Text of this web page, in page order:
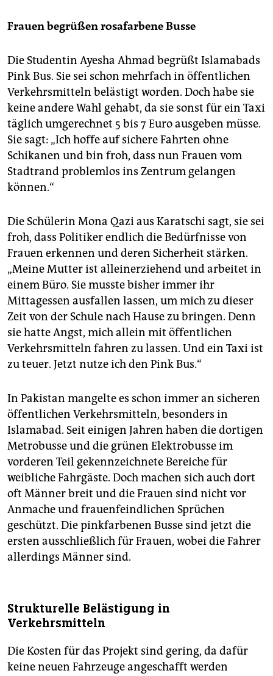
Frauen begrüßen rosafarbene Busse
Die Studentin Ayesha Ahmad begrüßt Islamabads
Pink Bus. Sie sei schon mehrfach in öffentlichen
Verkehrsmitteln belästigt worden. Doch habe sie
keine andere Wahl gehabt, da sie sonst für ein Taxi
täglich umgerechnet 5 bis 7 Euro ausgeben müsse.
Sie sagt: „Ich hoffe auf sichere Fahrten ohne
Schikanen und bin froh, dass nun Frauen vom
Stadtrand problemlos ins Zentrum gelangen
können.“
Die Schülerin Mona Qazi aus Karatschi sagt, sie sei
froh, dass Politiker endlich die Bedürfnisse von
Frauen erkennen und deren Sicherheit stärken.
„Meine Mutter ist alleinerziehend und arbeitet in
einem Büro. Sie musste bisher immer ihr
Mittagessen ausfallen lassen, um mich zu dieser
Zeit von der Schule nach Hause zu bringen. Denn
sie hatte Angst, mich allein mit öffentlichen
Verkehrsmitteln fahren zu lassen. Und ein Taxi ist
zu teuer. Jetzt nutze ich den Pink Bus.“
In Pakistan mangelte es schon immer an sicheren
öffentlichen Verkehrsmitteln, besonders in
Islamabad. Seit einigen Jahren haben die dortigen
Metrobusse und die grünen Elektrobusse im
vorderen Teil gekennzeichnete Bereiche für
weibliche Fahrgäste. Doch machen sich auch dort
oft Männer breit und die Frauen sind nicht vor
Anmache und frauenfeindlichen Sprüchen
geschützt. Die pinkfarbenen Busse sind jetzt die
ersten ausschließlich für Frauen, wobei die Fahrer
allerdings Männer sind.
Strukturelle Belästigung in
Verkehrsmitteln
Die Kosten für das Projekt sind gering, da dafür
keine neuen Fahrzeuge angeschafft werden